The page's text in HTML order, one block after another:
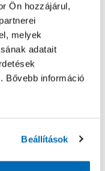
Ön hozzájárul,
melyek
adatait
Bővebb információ
Beállítások